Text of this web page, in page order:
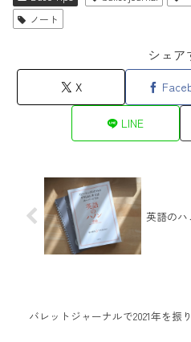
ノート
シェア
X
LINE
英語のハ
バレットジャーナルで2021年を振